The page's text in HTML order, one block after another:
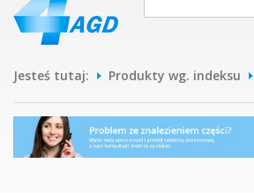
Jesteś tutaj: Produkty wg. indeksu